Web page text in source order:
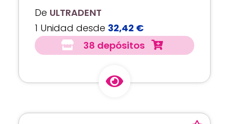
De ULTRADENT
1 Unidad desde 32,42 €
38 depósitos